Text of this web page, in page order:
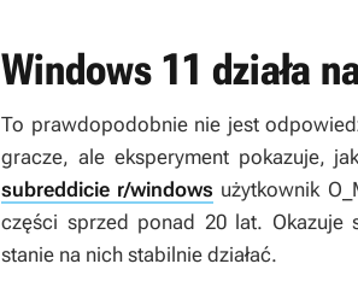
Windows 11 działa
To prawdopodobnie nie jest
gracze, ale eksperyment pokazuje,
subreddicie r/windows użytkownik
części sprzed ponad 20 lat.
stanie na nich stabilnie działać.